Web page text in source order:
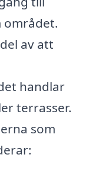
området.
av att
handlar
terrasser.
som